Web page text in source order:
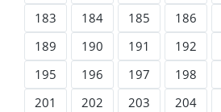
183
184 185 186
189
190 191 192
195
196 197 198
201
202 203 204